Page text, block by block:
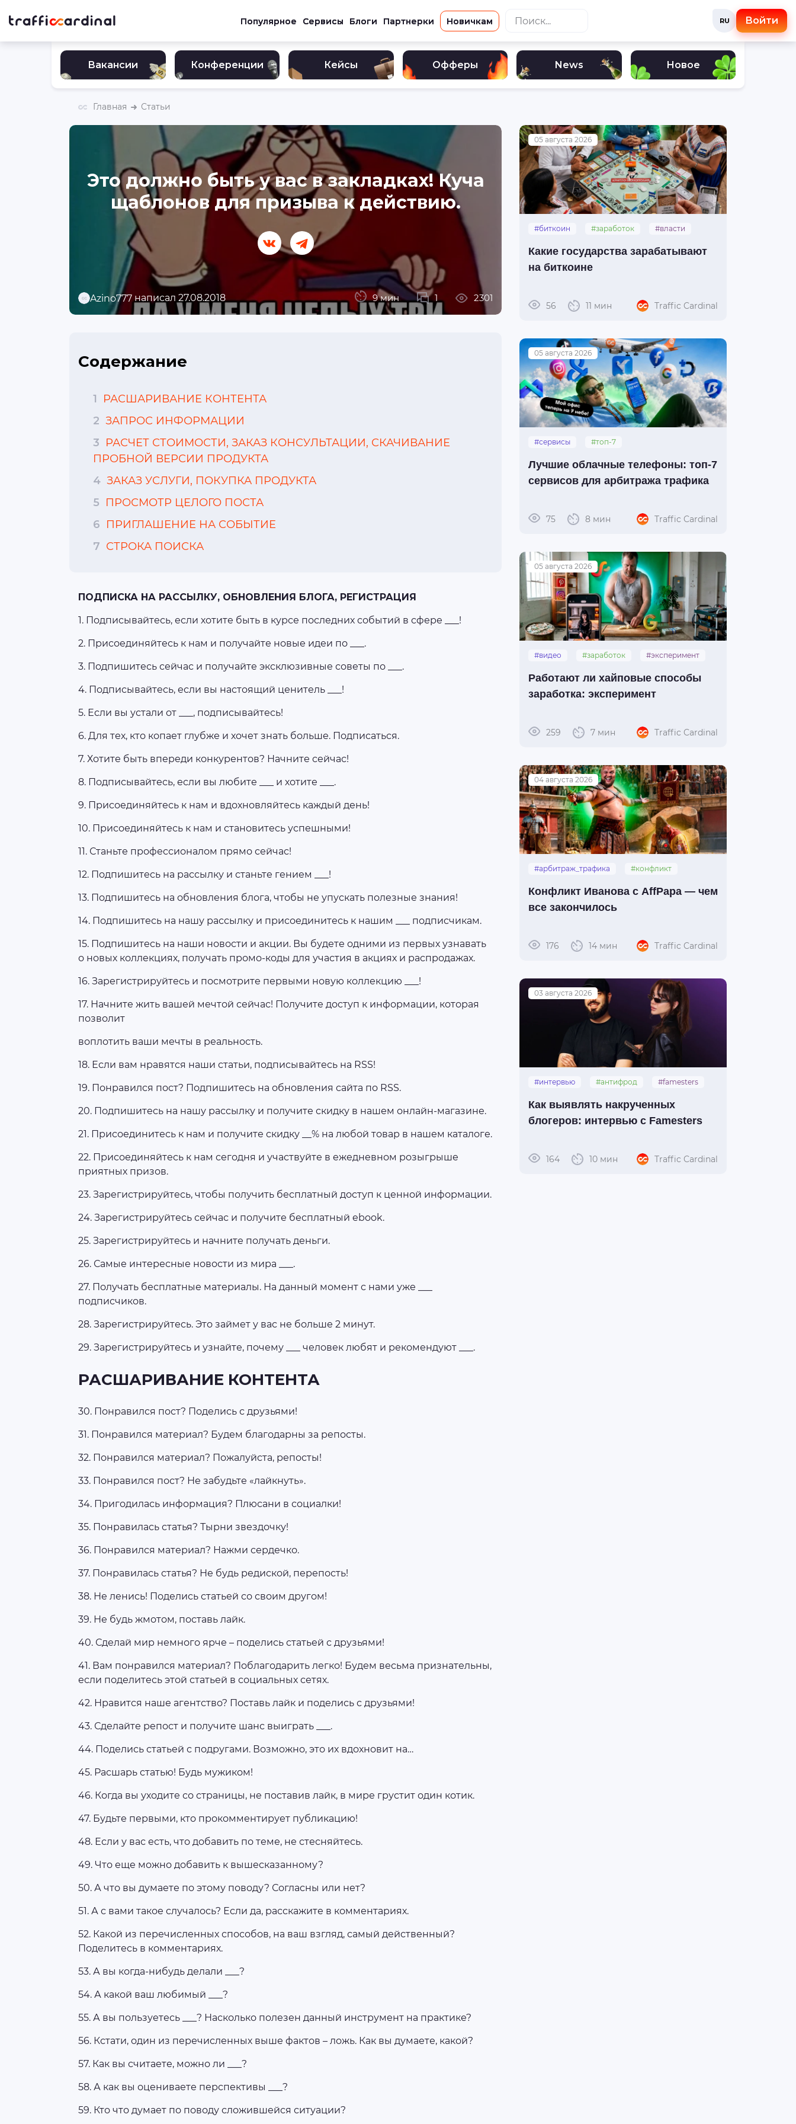
Популярное Сервисы Блоги Партнерки Новичкам RU Войти
Вакансии Конференции Кейсы Офферы News Новое
Главная Статьи
Это должно быть у вас в закладках! Куча
щаблонов для призыва к действию.
Azino777написал 27.08.2018 9 мин 1 2301
Содержание
1
РАСШАРИВАНИЕ КОНТЕНТА
2 ЗАПРОС ИНФОРМАЦИИ
3 РАСЧЕТ СТОИМОСТИ, ЗАКАЗ КОНСУЛЬТАЦИИ, СКАЧИВАНИЕ
ПРОБНОЙ ВЕРСИИ ПРОДУКТА
4 ЗАКАЗ УСЛУГИ, ПОКУПКА ПРОДУКТА
5 ПРОСМОТР ЦЕЛОГО ПОСТА
6 ПРИГЛАШЕНИЕ НА СОБЫТИЕ
7 СТРОКА ПОИСКА
ПОДПИСКА НА РАССЫЛКУ, ОБНОВЛЕНИЯ БЛОГА, РЕГИСТРАЦИЯ
1. Подписывайтесь, если хотите быть в курсе последних событий в сфере ___!
2. Присоединяйтесь к нам и получайте новые идеи по ___.
3. Подпишитесь сейчас и получайте эксклюзивные советы по ___.
4. Подписывайтесь, если вы настоящий ценитель ___!
5. Если вы устали ­­­от ___, подписывайтесь!
6. Для тех, кто копает глубже и хочет знать больше. Подписаться.
7. Хотите быть впереди конкурентов? Начните сейчас!
8. Подписывайтесь, если вы любите ­­­___ и хотите ___.
9. Присоединяйтесь к нам и вдохновляйтесь каждый день!
10. Присоединяйтесь к нам и становитесь успешными!
11. Станьте профессионалом прямо сейчас!
12. Подпишитесь на рассылку и станьте гением ___!
13. Подпишитесь на обновления блога, чтобы не упускать полезные знания!
14. Подпишитесь на нашу рассылку и присоединитесь к нашим ___ подписчикам.
15. Подпишитесь на наши новости и акции. Вы будете одними из первых узнавать
о новых коллекциях, получать промо-коды для участия в акциях и распродажах.
16. Зарегистрируйтесь и посмотрите первыми новую коллекцию ___!
17. Начните жить вашей мечтой сейчас! Получите доступ к информации, которая
позволит
воплотить ваши мечты в реальность.
18. Если вам нравятся наши статьи, подписывайтесь на RSS!
19. Понравился пост? Подпишитесь на обновления сайта по RSS.
20. Подпишитесь на нашу рассылку и получите скидку в нашем онлайн-магазине.
21. Присоединитесь к нам и получите скидку __% на любой товар в нашем каталоге.
22. Присоединяйтесь к нам сегодня и участвуйте в ежедневном розыгрыше
приятных призов.
23. Зарегистрируйтесь, чтобы получить бесплатный доступ к ценной информации.
24. Зарегистрируйтесь сейчас и получите бесплатный ebook.
25. Зарегистрируйтесь и начните получать деньги.
26. Самые интересные новости из мира ___.
27. Получать бесплатные материалы. На данный момент с нами уже ___
подписчиков.
28. Зарегистрируйтесь. Это займет у вас не больше 2 минут.
29. Зарегистрируйтесь и узнайте, почему ___ человек любят и рекомендуют ­­­___.
РАСШАРИВАНИЕ КОНТЕНТА
30. Понравился пост? Поделись с друзьями!
31. Понравился материал? Будем благодарны за репосты.
32. Понравился материал? Пожалуйста, репосты!
33. Понравился пост? Не забудьте «лайкнуть».
34. Пригодилась информация? Плюсани в социалки!
35. Понравилась статья? Тырни звездочку!
36. Понравился материал? Нажми сердечко.
37. Понравилась статья? Не будь редиской, перепость!
38. Не ленись! Поделись статьей со своим другом!
39. Не будь жмотом, поставь лайк.
40. Сделай мир немного ярче – поделись статьей с друзьями!
41. Вам понравился материал? Поблагодарить легко! Будем весьма признательны,
если поделитесь этой статьей в социальных сетях.
42. Нравится наше агентство? Поставь лайк и поделись с друзьями!
43. Сделайте репост и получите шанс выиграть ___.
44. Поделись статьей с подругами. Возможно, это их вдохновит на…
45. Расшарь статью! Будь мужиком!
46. Когда вы уходите со страницы, не поставив лайк, в мире грустит один котик.
47. Будьте первыми, кто прокомментирует публикацию!
48. Если у вас есть, что добавить по теме, не стесняйтесь.
49. Что еще можно добавить к вышесказанному?
50. А что вы думаете по этому поводу? Согласны или нет?
51. А с вами такое случалось? Если да, расскажите в комментариях.
52. Какой из перечисленных способов, на ваш взгляд, самый действенный?
Поделитесь в комментариях.
53. А вы когда-нибудь делали ___?
54. А какой ваш любимый ___?
55. А вы пользуетесь ___? Насколько полезен данный инструмент на практике?
56. Кстати, один из перечисленных выше фактов – ложь. Как вы думаете, какой?
57. Как вы считаете, можно ли ___?
58. А как вы оцениваете перспективы ___?
59. Кто что думает по поводу сложившейся ситуации?
05 августа 2026
#биткоин #заработок #власти
Какие государства зарабатывают
на биткоине
56 11 мин Traffic Cardinal
05 августа 2026
#сервисы
#топ-7
Лучшие облачные телефоны: топ-7
сервисов для арбитража трафика
75 8 мин Traffic Cardinal
05 августа 2026
#видео #заработок
#эксперимент
Работают ли хайповые способы
заработка: эксперимент
259 7 мин Traffic Cardinal
04 августа 2026
#арбитраж_трафика
#конфликт
Конфликт Иванова с AffPapa — чем
все закончилось
176 14 мин Traffic Cardinal
03 августа 2026
#интервью #антифрод
#famesters
Как выявлять накрученных
блогеров: интервью с Famesters
164 10 мин Traffic Cardinal